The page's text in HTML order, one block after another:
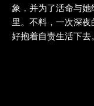
象，并为了活命与
里。不料，一次深
好抱着自责生活下去